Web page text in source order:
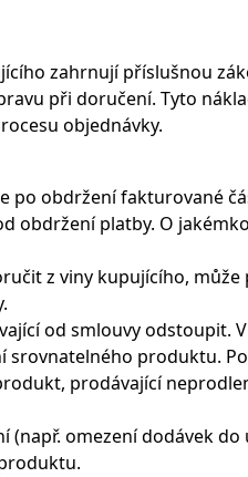
zahrnují příslušnou
při doručení. Tyto
objednávky.
po obdržení fakturované
obdržení platby. O
z viny kupujícího,
od smlouvy odstoupit.
produktu.
prodávající
(např. omezení dodávek